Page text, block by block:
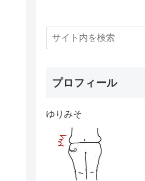
プロフィール
ゆりみそ